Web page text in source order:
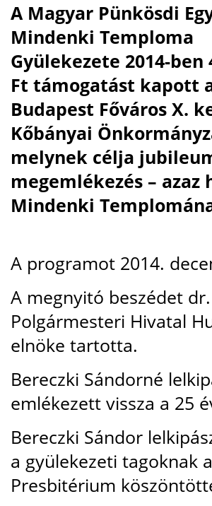
A Magyar Pünkösdi
Mindenki Temploma
Gyülekezete 2014-ben
Ft támogatást kapott
Budapest Főváros X.
Kőbányai
melynek célja
megemlékezés –
Mindenki
A programot 2014.
A megnyitó beszédet
Polgármesteri Hivatal
elnöke tartotta.
Bereczki Sándorné
emlékezett vissza a 25
Bereczki Sándor
a gyülekezeti tagoknak
Presbitérium